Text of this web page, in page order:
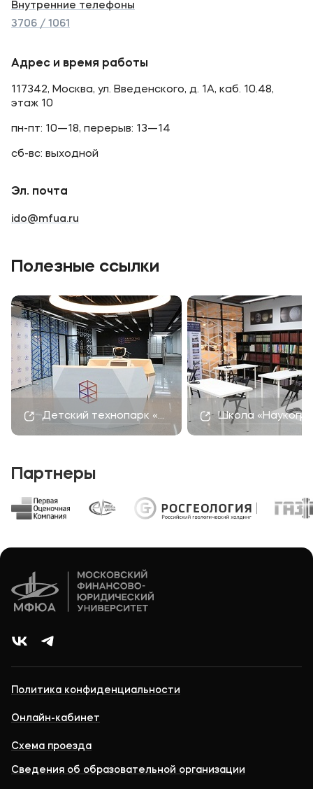
Внутренние телефоны
3706 / 1061
Адрес и время работы
117342, Москва, ул. Введенского, д. 1А, каб. 10.48,
этаж 10
пн-пт: 10—18, перерыв: 13—14
сб-вс: выходной
Эл. почта
ido@mfua.ru
Полезные ссылки
Детский технопарк «Наукоград» Школа
Партнеры
Политика конфиденциальности
Онлайн-кабинет
Схема проезда
Сведения об образовательной организации